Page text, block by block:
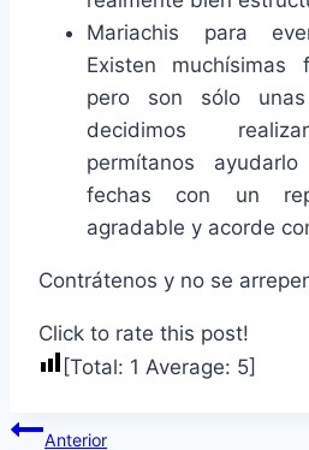
Mariachis para
Existen muchísimas
pero son sólo
decidimos
permítanos
fechas con un
agradable y acorde
Contrátenos y no se
Click to rate this post!
[Total: 1 Average: 5]
Navegación
Anterior